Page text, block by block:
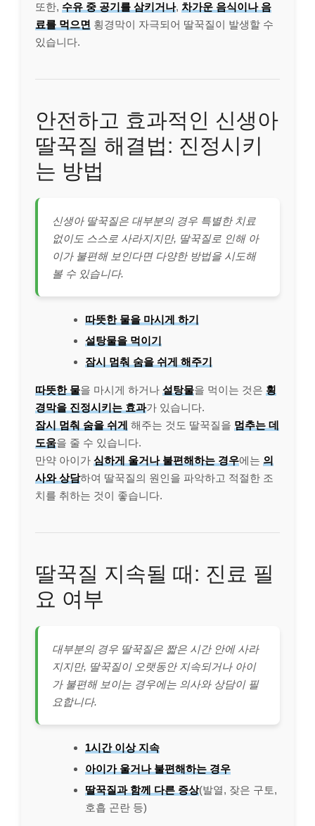
또한, 수유 중 공기를 삼키거나, 차가운 음식이나 음
료를 먹으면 횡경막이 자극되어 딸꾹질이 발생할 수
있습니다.
안전하고 효과적인 신생아
딸꾹질 해결법: 진정시키
는 방법
신생아 딸꾹질은 대부분의 경우 특별한 치료
없이도 스스로 사라지지만, 딸꾹질로 인해 아
이가 불편해 보인다면 다양한 방법을 시도해
볼 수 있습니다.
따뜻한 물을 마시게 하기
설탕물을 먹이기
잠시 멈춰 숨을 쉬게 해주기
따뜻한 물을 마시게 하거나 설탕물을 먹이는 것은 횡
경막을 진정시키는 효과가 있습니다.
잠시 멈춰 숨을 쉬게 해주는 것도 딸꾹질을 멈추는 데
도움을 줄 수 있습니다.
만약 아이가 심하게 울거나 불편해하는 경우에는 의
사와 상담하여 딸꾹질의 원인을 파악하고 적절한 조
치를 취하는 것이 좋습니다.
딸꾹질 지속될 때: 진료 필
요 여부
대부분의 경우 딸꾹질은 짧은 시간 안에 사라
지지만, 딸꾹질이 오랫동안 지속되거나 아이
가 불편해 보이는 경우에는 의사와 상담이 필
요합니다.
1시간 이상 지속
아이가 울거나 불편해하는 경우
딸꾹질과 함께 다른 증상(발열, 잦은 구토,
호흡 곤란 등)